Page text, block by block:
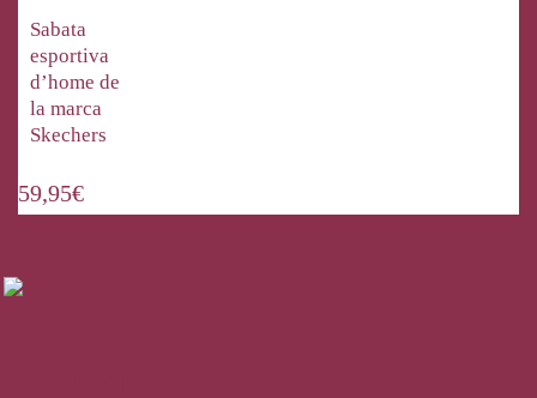
Sabata
esportiva
d’home de
la marca
Skechers
59,95€